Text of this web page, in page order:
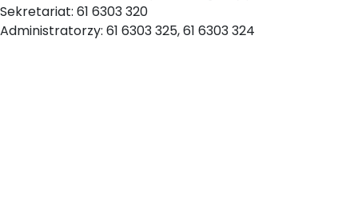
Sekretariat: 61 6303 320
Administratorzy: 61 6303 325, 61 6303 324